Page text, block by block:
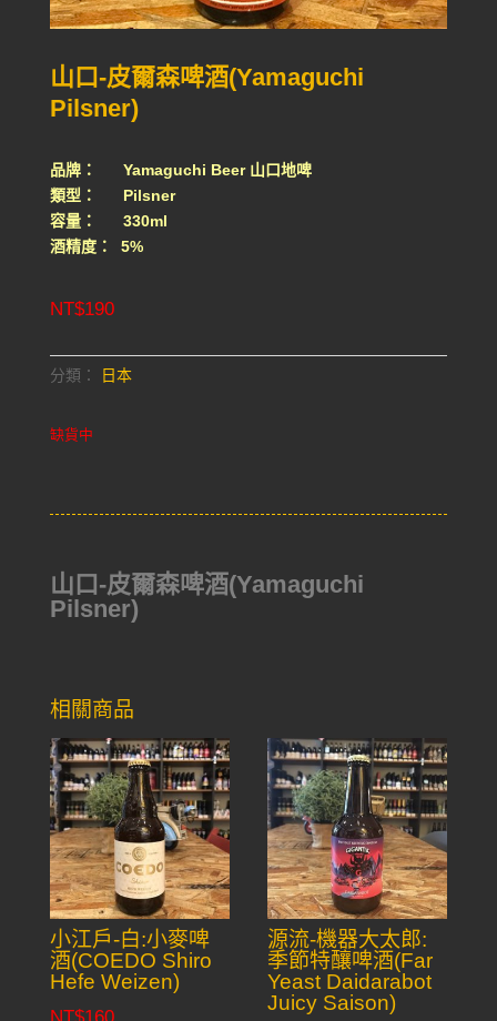
山口-皮爾森啤酒(Yamaguchi
Pilsner)
品牌： Yamaguchi Beer 山口地啤
類型： Pilsner
容量： 330ml
酒精度： 5%
NT$190
分類： 日本
缺貨中
山口-皮爾森啤酒(Yamaguchi
Pilsner)
相關商品
小江戶-白:小麥啤
酒(COEDO Shiro
Hefe Weizen)
NT$160
源流-機器大太郎:
季節特釀啤酒(Far
Yeast Daidarabot
Juicy Saison)